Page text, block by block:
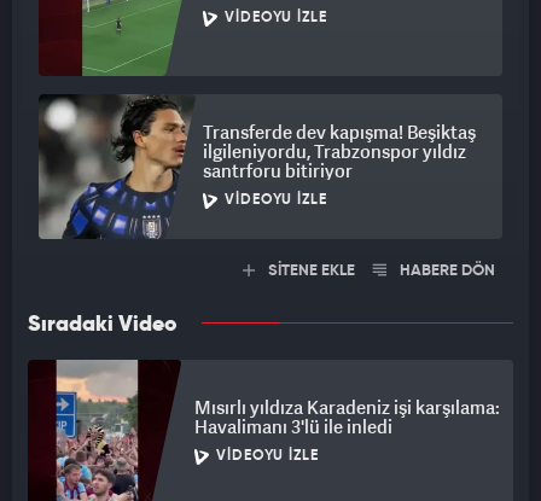
VIDEOYU İZLE
Transferde dev kapışma! Beşiktaş
ilgileniyordu, Trabzonspor yıldız
santrforu bitiriyor
VIDEOYU İZLE
SİTENE EKLE HABERE DÖN
Sıradaki Video
Mısırlı yıldıza Karadeniz işi karşılama:
Havalimanı 3'lü ile inledi
VIDEOYU İZLE